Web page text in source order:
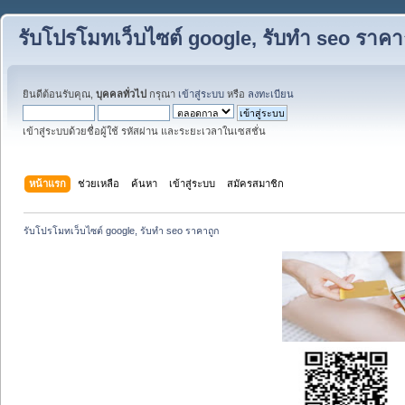
รับโปรโมทเว็บไซต์ google, รับทำ seo ราค
ยินดีต้อนรับคุณ, บุคคลทั่วไป กรุณา เข้าสู่ระบบ หรือ ลงทะเบียน
เข้าสู่ระบบด้วยชื่อผู้ใช้ รหัสผ่าน และระยะเวลาในเซสชั่น
หน้าแรก ช่วยเหลือ ค้นหา เข้าสู่ระบบ สมัครสมาชิก
รับโปรโมทเว็บไซต์ google, รับทำ seo ราคาถูก